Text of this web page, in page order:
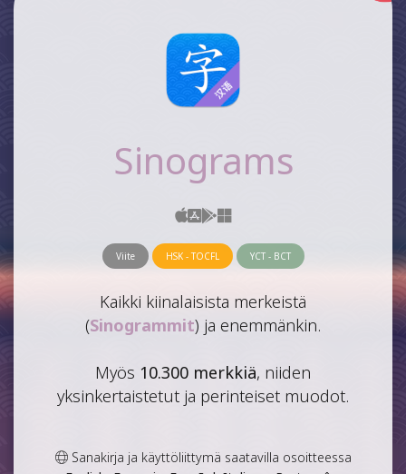
Sinograms
Viite HSK - TOCFL YCT - BCT
Kaikki kiinalaisista merkeistä
(Sinogrammit) ja enemmänkin.
Myös 10.300 merkkiä, niiden
yksinkertaistetut ja perinteiset muodot.
Sanakirja ja käyttöliittymä saatavilla osoitteessa